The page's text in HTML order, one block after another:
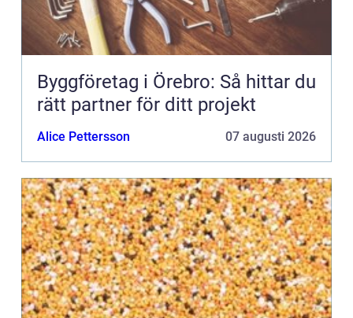
Byggföretag i Örebro: Så hittar du
rätt partner för ditt projekt
Alice Pettersson 07 augusti 2026